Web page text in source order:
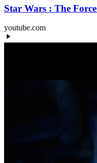
Star Wars : The
youtube.com